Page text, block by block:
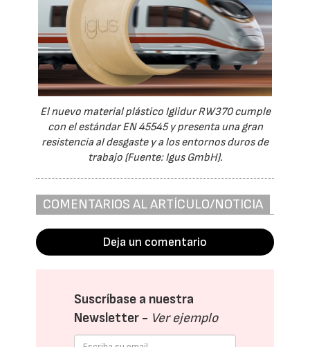
El nuevo material plástico Iglidur RW370 cumple
con el estándar EN 45545 y presenta una gran
resistencia al desgaste y a los entornos duros de
trabajo (Fuente: Igus GmbH).
COMENTARIOS AL ARTÍCULO/NOTICIA
Deja un comentario
Suscríbase a nuestra
Newsletter - Ver ejemplo